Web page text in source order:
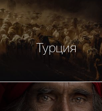
Турция